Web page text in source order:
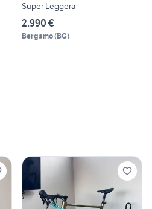
Super Leggera
2.990 €
Bergamo(BG)